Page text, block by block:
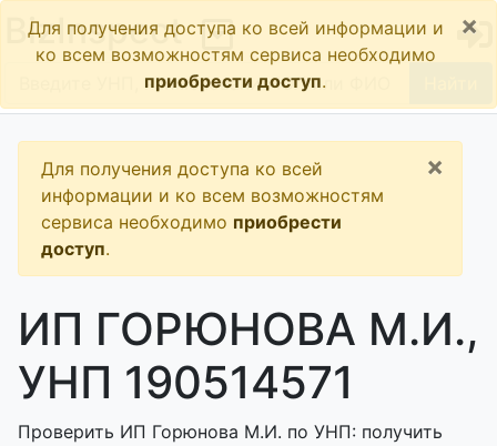
BizInspect
Для получения доступа ко всей информации и
ко всем возможностям сервиса необходимо
приобрести доступ.
×
Для получения доступа ко всей
информации и ко всем возможностям
сервиса необходимо приобрести
доступ.
×
ИП ГОРЮНОВА М.И.,
УНП 190514571
Проверить ИП Горюнова М.И. по УНП: получить